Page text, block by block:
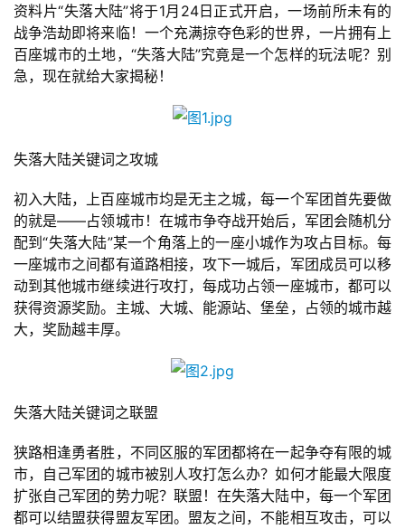
首
页
游
茶
戏
业
界
资料片“失落大陆”将于1月24日正式开启，一场前所未有的
战争浩劫即将来临！一个充满掠夺色彩的世界，一片拥有上
百座城市的土地，“失落大陆”究竟是一个怎样的玩法呢？别
急，现在就给大家揭秘！
失落大陆关键词之攻城
初入大陆，上百座城市均是无主之城，每一个军团首先要做
的就是——占领城市！在城市争夺战开始后，军团会随机分
配到“失落大陆”某一个角落上的一座小城作为攻占目标。每
一座城市之间都有道路相接，攻下一城后，军团成员可以移
动到其他城市继续进行攻打，每成功占领一座城市，都可以
获得资源奖励。主城、大城、能源站、堡垒，占领的城市越
大，奖励越丰厚。
失落大陆关键词之联盟
狭路相逢勇者胜，不同区服的军团都将在一起争夺有限的城
市，自己军团的城市被别人攻打怎么办？如何才能最大限度
扩张自己军团的势力呢？联盟！在失落大陆中，每一个军团
都可以结盟获得盟友军团。盟友之间，不能相互攻击，可以